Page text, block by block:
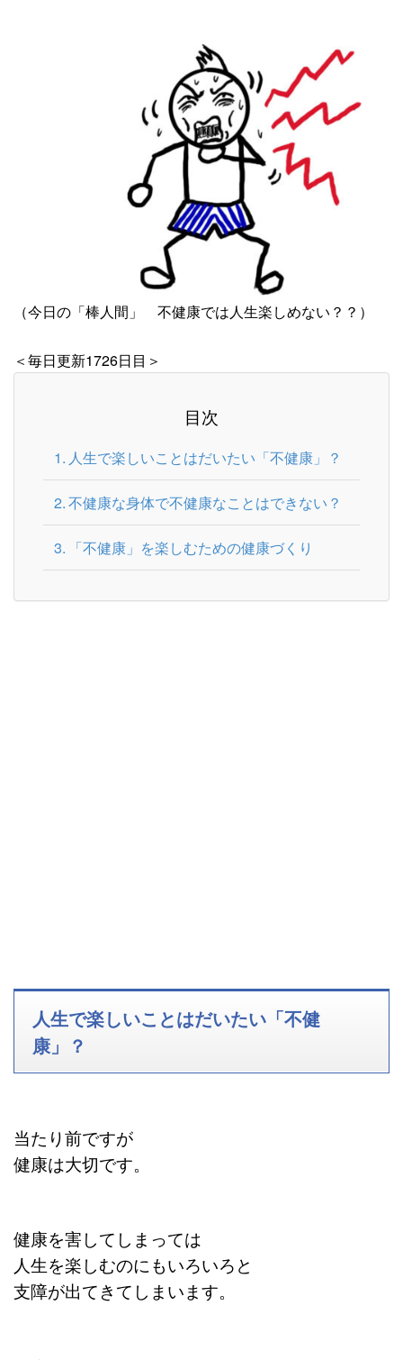
（今日の「棒人間」 不健康では人生楽しめない？？）
＜毎日更新1726日目＞
目次
人生で楽しいことはだいたい「不健康」？
不健康な身体で不健康なことはできない？
「不健康」を楽しむための健康づくり
人生で楽しいことはだいたい「不健
康」？
当たり前ですが
健康は大切です。
健康を害してしまっては
人生を楽しむのにもいろいろと
支障が出てきてしまいます。